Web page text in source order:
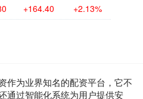
+164.40 +2.13%
作为业界知名的配资平台，它不
通过智能化系统为用户提供安